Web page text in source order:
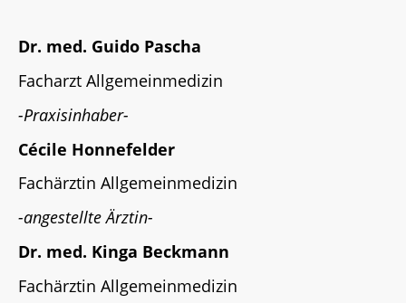
Dr. med. Guido Pascha
Facharzt Allgemeinmedizin
-Praxisinhaber-
Cécile Honnefelder
Fachärztin Allgemeinmedizin
-angestellte Ärztin-
Dr. med. Kinga Beckmann
Fachärztin Allgemeinmedizin